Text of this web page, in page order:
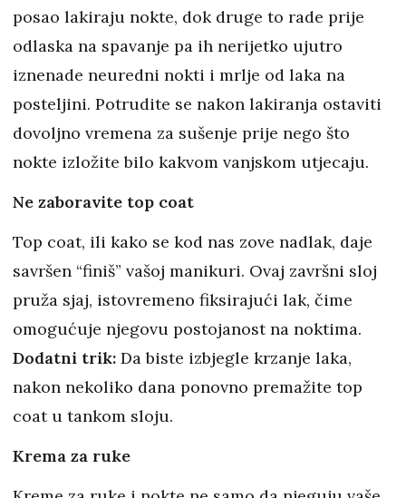
posao lakiraju nokte, dok druge to rade prije
odlaska na spavanje pa ih nerijetko ujutro
iznenade neuredni nokti i mrlje od laka na
posteljini. Potrudite se nakon lakiranja ostaviti
dovoljno vremena za sušenje prije nego što
nokte izložite bilo kakvom vanjskom utjecaju.
Ne zaboravite top coat
Top coat, ili kako se kod nas zove nadlak, daje
savršen “finiš” vašoj manikuri. Ovaj završni sloj
pruža sjaj, istovremeno fiksirajući lak, čime
omogućuje njegovu postojanost na noktima.
Dodatni trik: Da biste izbjegle krzanje laka,
nakon nekoliko dana ponovno premažite top
coat u tankom sloju.
Krema za ruke